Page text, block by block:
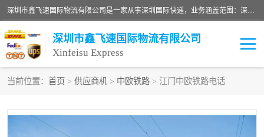
深圳市鑫飞速国际物流有限公司是一家从事深圳国际快递，业务涵盖范围：深圳DHL国际快递、深圳国际快递公司、深圳国际物流公司、深圳国际快递、深圳DHL国际快递电话可拨打全国服务热线：15019287411。欢迎各位亲来人来电到我司洽谈合作。
深圳市鑫飞速国际物流有限公司
Xinfeisu Express
当前位置： 首页 > 供应商机 > 中欧铁路 > 江门中欧铁路电话
俄罗斯快递 巴西快递